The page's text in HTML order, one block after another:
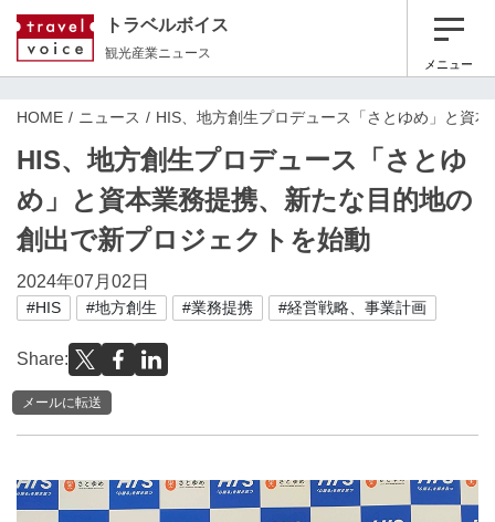
トラベルボイス
観光産業ニュース
メニュー
HOME ニュース HIS、地方創生プロデュース「さとゆめ」と資
HIS、地方創生プロデュース「さとゆ
め」と資本業務提携、新たな目的地の
創出で新プロジェクトを始動
2024年07月02日
#HIS #地方創生 #業務提携 #経営戦略、事業計画
Share:
メールに転送